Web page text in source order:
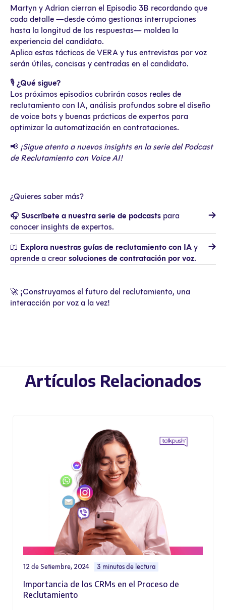
Martyn y Adrian cierran el Episodio 3B recordando que
cada detalle —desde cómo gestionas interrupciones
hasta la longitud de las respuestas— moldea la
experiencia del candidato.
Aplica estas tácticas de VERA y tus entrevistas por voz
serán útiles, concisas y centradas en el candidato.
🎙️ ¿Qué sigue?
Los próximos episodios cubrirán casos reales de
reclutamiento con IA, análisis profundos sobre el diseño
de voice bots y buenas prácticas de expertos para
optimizar la automatización en contrataciones.
📢 ¡Sigue atento a nuevos insights en la serie del Podcast
de Reclutamiento con Voice AI!
¿Quieres saber más?
🎧 Suscríbete a nuestra serie de podcasts para
conocer insights de expertos.
📖 Explora nuestras guías de reclutamiento con IA y
aprende a crear soluciones de contratación por voz.
🚀 ¡Construyamos el futuro del reclutamiento, una
interacción por voz a la vez!
Artículos Relacionados
12 de Setiembre, 2024 3 minutos de lectura
Importancia de los CRMs en el Proceso de
Reclutamiento